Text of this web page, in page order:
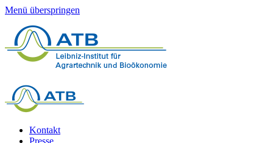
Menü überspringen
Kontakt
Presse